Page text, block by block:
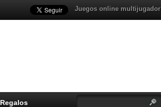
Juegos online multijugador
Regalos